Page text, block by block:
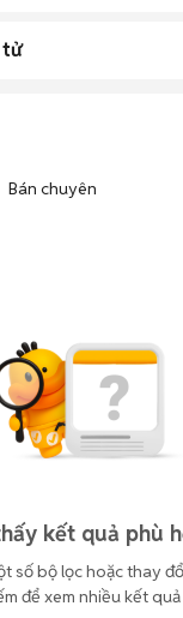
tử
Bán chuyên
kết quả phù
số bộ lọc hoặc thay
để xem nhiều kết